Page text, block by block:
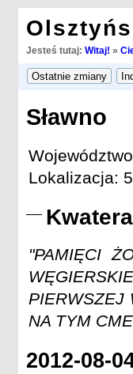
Jesteś tutaj: Witaj! »
Sławno
Lokalizacja:
"PAMIĘCI
PIERWSZEJ
NA TYM
2012-08-